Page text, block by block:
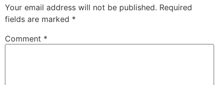
Your email address will not be published. Required
fields are marked *
Comment *